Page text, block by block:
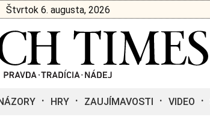
Štvrtok 6. augusta, 2026
HRY ZAUJÍMAVOSTI VIDEO